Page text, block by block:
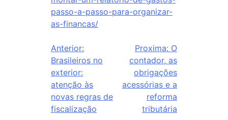
passo-a-passo-para-organizar-
as-financas/
Anterior:
Brasileiros no
exterior:
atenção às
novas regras de
fiscalização
Proxima: O
contador, as
obrigações
acessórias e a
reforma
tributária